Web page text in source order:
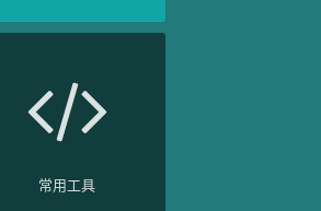
常用工具